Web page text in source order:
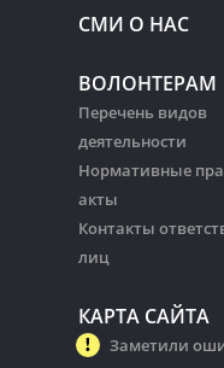
СМИ О НАС
ВОЛОНТЕРАМ
Перечень видов
деятельности
Нормативные
акты
Контакты
лиц
КАРТА САЙТА
Заметили